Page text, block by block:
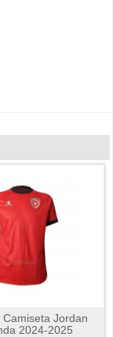
Camiseta Jordan
2024-2025